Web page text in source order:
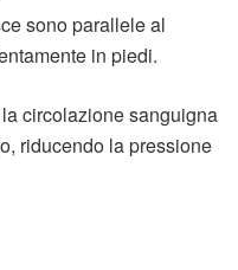
sono parallele al
in piedi.
circolazione sanguigna
riducendo la pressione